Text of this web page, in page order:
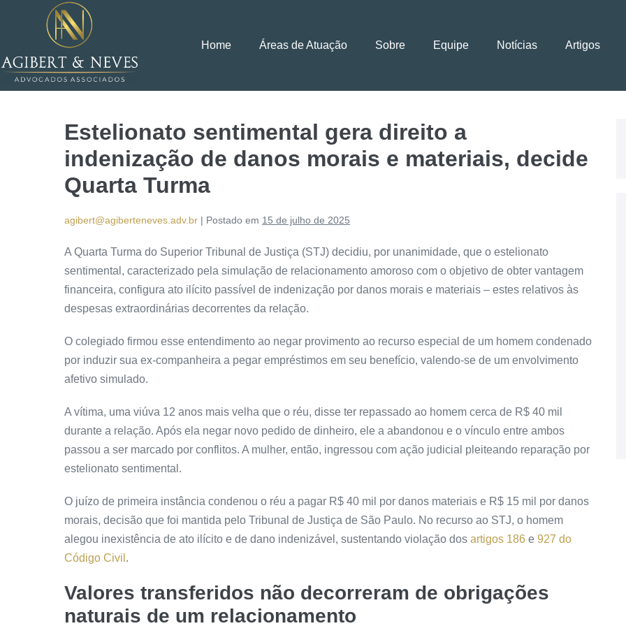
Home Áreas de Atuação Sobre Equipe Notícias Artigos
Estelionato sentimental gera direito a
indenização de danos morais e materiais, decide
Quarta Turma
agibert@agiberteneves.adv.br | Postado em 15 de julho de 2025
A Quarta Turma do Superior Tribunal de Justiça (STJ) decidiu, por unanimidade, que o estelionato
sentimental, caracterizado pela simulação de relacionamento amoroso com o objetivo de obter vantagem
financeira, configura ato ilícito passível de indenização por danos morais e materiais – estes relativos às
despesas extraordinárias decorrentes da relação.
O colegiado firmou esse entendimento ao negar provimento ao recurso especial de um homem condenado
por induzir sua ex-companheira a pegar empréstimos em seu benefício, valendo-se de um envolvimento
afetivo simulado.
A vítima, uma viúva 12 anos mais velha que o réu, disse ter repassado ao homem cerca de R$ 40 mil
durante a relação. Após ela negar novo pedido de dinheiro, ele a abandonou e o vínculo entre ambos
passou a ser marcado por conflitos. A mulher, então, ingressou com ação judicial pleiteando reparação por
estelionato sentimental.
O juízo de primeira instância condenou o réu a pagar R$ 40 mil por danos materiais e R$ 15 mil por danos
morais, decisão que foi mantida pelo Tribunal de Justiça de São Paulo. No recurso ao STJ, o homem
alegou inexistência de ato ilícito e de dano indenizável, sustentando violação dos artigos 186 e 927 do
Código Civil .
Valores transferidos não decorreram de obrigações
naturais de um relacionamento